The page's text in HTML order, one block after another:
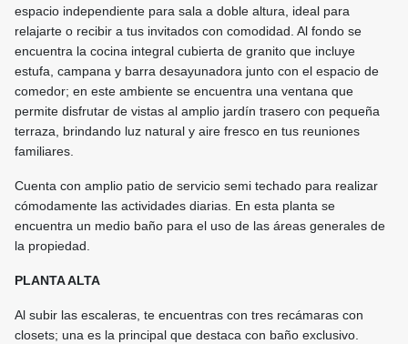
espacio independiente para sala a doble altura, ideal para
relajarte o recibir a tus invitados con comodidad. Al fondo se
encuentra la cocina integral cubierta de granito que incluye
estufa, campana y barra desayunadora junto con el espacio de
comedor; en este ambiente se encuentra una ventana que
permite disfrutar de vistas al amplio jardín trasero con pequeña
terraza, brindando luz natural y aire fresco en tus reuniones
familiares.
Cuenta con amplio patio de servicio semi techado para realizar
cómodamente las actividades diarias. En esta planta se
encuentra un medio baño para el uso de las áreas generales de
la propiedad.
PLANTA ALTA
Al subir las escaleras, te encuentras con tres recámaras con
closets; una es la principal que destaca con baño exclusivo.